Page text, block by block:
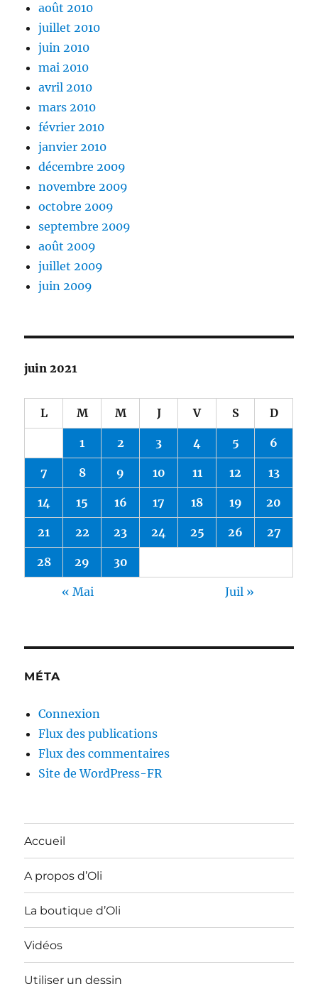
août 2010
juillet 2010
juin 2010
mai 2010
avril 2010
mars 2010
février 2010
janvier 2010
décembre 2009
novembre 2009
octobre 2009
septembre 2009
août 2009
juillet 2009
juin 2009
juin 2021
L M M J V S D
1 2 3 4 5 6
7 8 9 10 11 12 13
14 15 16 17 18 19 20
21 22 23 24 25 26 27
28 29 30
« Mai Juil »
MÉTA
Connexion
Flux des publications
Flux des commentaires
Site de WordPress-FR
Accueil
A propos d’Oli
La boutique d’Oli
Vidéos
Utiliser un dessin